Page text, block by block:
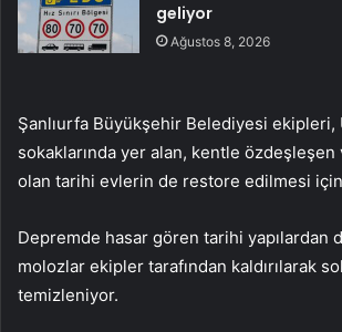
geliyor
Ağustos 8, 2026
Şanlıurfa Büyükşehir Belediyesi ekipleri,
sokaklarında yer alan, kentle
olan tarihi evlerin de restore edilmesi için
Depremde hasar gören tarihi yapılardan
molozlar ekipler tarafından kaldırılarak
temizleniyor.